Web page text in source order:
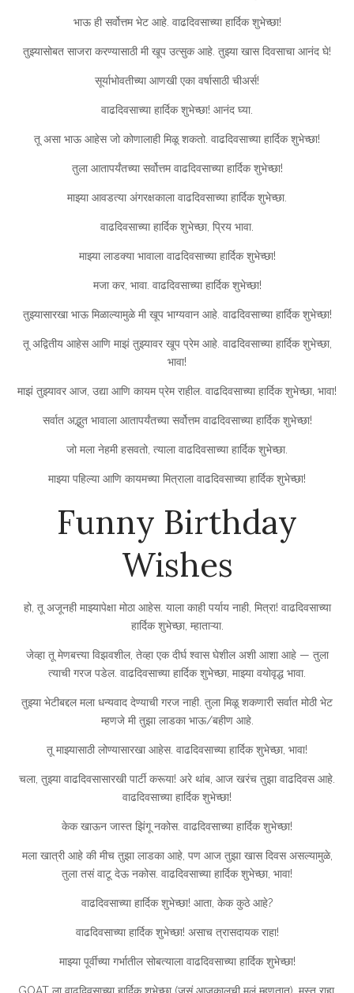
भाऊ ही सर्वोत्तम भेट आहे. वाढदिवसाच्या हार्दिक शुभेच्छा!
तुझ्यासोबत साजरा करण्यासाठी मी खूप उत्सुक आहे. तुझ्या खास दिवसाचा आनंद घे!
सूर्याभोवतीच्या आणखी एका वर्षासाठी चीअर्स!
वाढदिवसाच्या हार्दिक शुभेच्छा! आनंद घ्या.
तू असा भाऊ आहेस जो कोणालाही मिळू शकतो. वाढदिवसाच्या हार्दिक शुभेच्छा!
तुला आतापर्यंतच्या सर्वोत्तम वाढदिवसाच्या हार्दिक शुभेच्छा!
माझ्या आवडत्या अंगरक्षकाला वाढदिवसाच्या हार्दिक शुभेच्छा.
वाढदिवसाच्या हार्दिक शुभेच्छा, प्रिय भावा.
माझ्या लाडक्या भावाला वाढदिवसाच्या हार्दिक शुभेच्छा!
मजा कर, भावा. वाढदिवसाच्या हार्दिक शुभेच्छा!
तुझ्यासारखा भाऊ मिळाल्यामुळे मी खूप भाग्यवान आहे. वाढदिवसाच्या हार्दिक शुभेच्छा!
तू अद्वितीय आहेस आणि माझं तुझ्यावर खूप प्रेम आहे. वाढदिवसाच्या हार्दिक शुभेच्छा,
भावा!
माझं तुझ्यावर आज, उद्या आणि कायम प्रेम राहील. वाढदिवसाच्या हार्दिक शुभेच्छा, भावा!
सर्वात अद्भुत भावाला आतापर्यंतच्या सर्वोत्तम वाढदिवसाच्या हार्दिक शुभेच्छा!
जो मला नेहमी हसवतो, त्याला वाढदिवसाच्या हार्दिक शुभेच्छा.
माझ्या पहिल्या आणि कायमच्या मित्राला वाढदिवसाच्या हार्दिक शुभेच्छा!
Funny Birthday
Wishes
हो, तू अजूनही माझ्यापेक्षा मोठा आहेस. याला काही पर्याय नाही, मित्रा! वाढदिवसाच्या
हार्दिक शुभेच्छा, म्हाताऱ्या.
जेव्हा तू मेणबत्त्या विझवशील, तेव्हा एक दीर्घ श्वास घेशील अशी आशा आहे — तुला
त्याची गरज पडेल. वाढदिवसाच्या हार्दिक शुभेच्छा, माझ्या वयोवृद्ध भावा.
तुझ्या भेटीबद्दल मला धन्यवाद देण्याची गरज नाही. तुला मिळू शकणारी सर्वात मोठी भेट
म्हणजे मी तुझा लाडका भाऊ/बहीण आहे.
तू माझ्यासाठी लोण्यासारखा आहेस. वाढदिवसाच्या हार्दिक शुभेच्छा, भावा!
चला, तुझ्या वाढदिवसासारखी पार्टी करूया! अरे थांब, आज खरंच तुझा वाढदिवस आहे.
वाढदिवसाच्या हार्दिक शुभेच्छा!
केक खाऊन जास्त झिंगू नकोस. वाढदिवसाच्या हार्दिक शुभेच्छा!
मला खात्री आहे की मीच तुझा लाडका आहे, पण आज तुझा खास दिवस असल्यामुळे,
तुला तसं वाटू देऊ नकोस. वाढदिवसाच्या हार्दिक शुभेच्छा, भावा!
वाढदिवसाच्या हार्दिक शुभेच्छा! आता, केक कुठे आहे?
वाढदिवसाच्या हार्दिक शुभेच्छा! असाच त्रासदायक राहा!
माझ्या पूर्वीच्या गर्भातील सोबत्याला वाढदिवसाच्या हार्दिक शुभेच्छा!